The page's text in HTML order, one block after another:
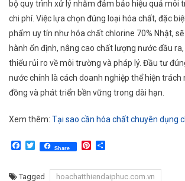
bộ quy trình xử lý nhằm đảm bảo hiệu quả môi
chi phí. Việc lựa chọn đúng loại hóa chất, đặc
phẩm uy tín như hóa chất chlorine 70% Nhật,
hành ổn định, nâng cao chất lượng nước đầu
thiểu rủi ro về môi trường và pháp lý. Đầu tư
nước chính là cách doanh nghiệp thể hiện trách
đồng và phát triển bền vững trong dài hạn.
Xem thêm: Tại sao cần hóa chất chuyên dụng
Facebook
Twitter
Share Pinterest
Tagged hoachatthiendaiphuc.com.vn